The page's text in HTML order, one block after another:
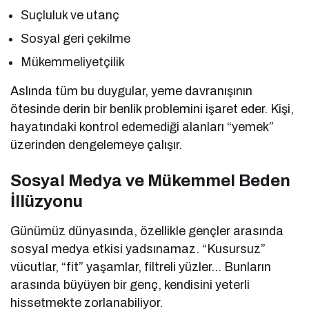
Suçluluk ve utanç
Sosyal geri çekilme
Mükemmeliyetçilik
Aslında tüm bu duygular, yeme davranışının
ötesinde derin bir benlik problemini işaret eder. Kişi,
hayatındaki kontrol edemediği alanları “yemek”
üzerinden dengelemeye çalışır.
Sosyal Medya ve Mükemmel Beden
İllüzyonu
Günümüz dünyasında, özellikle gençler arasında
sosyal medya etkisi yadsınamaz. “Kusursuz”
vücutlar, “fit” yaşamlar, filtreli yüzler… Bunların
arasında büyüyen bir genç, kendisini yeterli
hissetmekte zorlanabiliyor.